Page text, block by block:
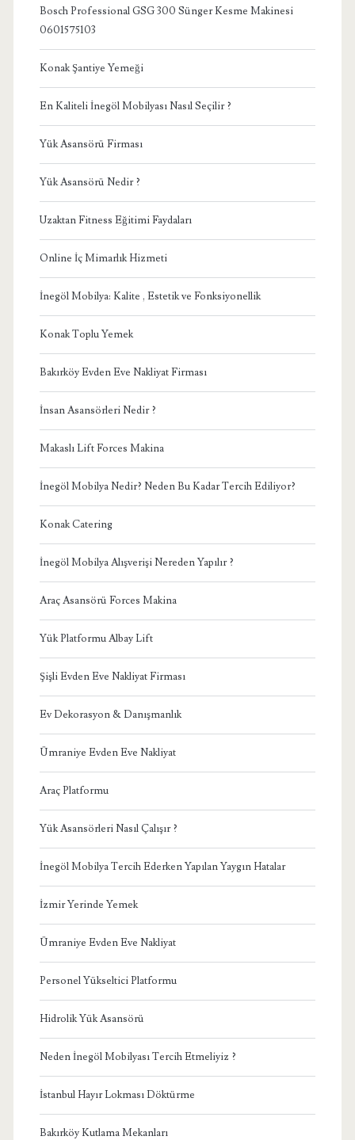
Bosch Professional GSG 300 Sünger Kesme Makinesi
0601575103
Konak Şantiye Yemeği
En Kaliteli İnegöl Mobilyası Nasıl Seçilir ?
Yük Asansörü Firması
Yük Asansörü Nedir ?
Uzaktan Fitness Eğitimi Faydaları
Online İç Mimarlık Hizmeti
İnegöl Mobilya: Kalite , Estetik ve Fonksiyonellik
Konak Toplu Yemek
Bakırköy Evden Eve Nakliyat Firması
İnsan Asansörleri Nedir ?
Makaslı Lift Forces Makina
İnegöl Mobilya Nedir? Neden Bu Kadar Tercih Ediliyor?
Konak Catering
İnegöl Mobilya Alışverişi Nereden Yapılır ?
Araç Asansörü Forces Makina
Yük Platformu Albay Lift
Şişli Evden Eve Nakliyat Firması
Ev Dekorasyon & Danışmanlık
Ümraniye Evden Eve Nakliyat
Araç Platformu
Yük Asansörleri Nasıl Çalışır ?
İnegöl Mobilya Tercih Ederken Yapılan Yaygın Hatalar
İzmir Yerinde Yemek
Ümraniye Evden Eve Nakliyat
Personel Yükseltici Platformu
Hidrolik Yük Asansörü
Neden İnegöl Mobilyası Tercih Etmeliyiz ?
İstanbul Hayır Lokması Döktürme
Bakırköy Kutlama Mekanları